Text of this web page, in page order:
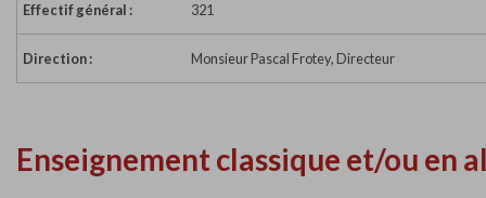
Effectif général : 321
Direction : Monsieur Pascal Frotey, Directeur
Enseignement classique et/ou en